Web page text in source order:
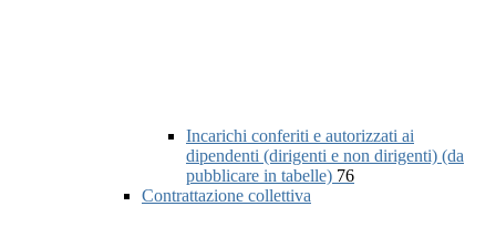
Incarichi conferiti e autorizzati ai
dipendenti (dirigenti e non dirigenti) (da
pubblicare in tabelle) 76
Contrattazione collettiva